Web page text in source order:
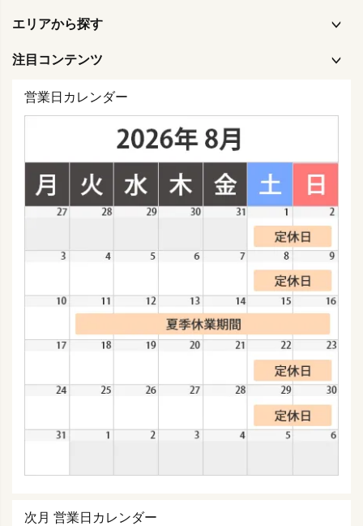
エリアから探す
注目コンテンツ
営業日カレンダー
次月 営業日カレンダー